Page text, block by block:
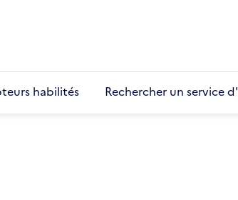
habilités Rechercher un service